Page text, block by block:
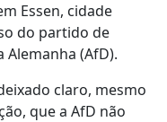
Essen, cidade
do partido de
(AfD).
claro, mesmo
que a AfD não